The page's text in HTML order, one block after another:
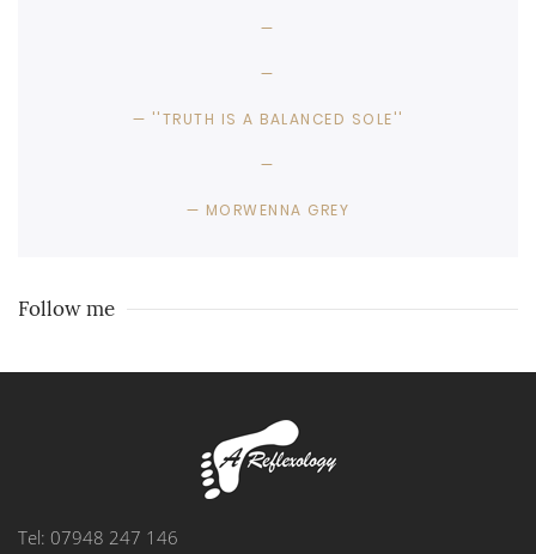
''TRUTH IS A BALANCED SOLE''
MORWENNA GREY
Follow me
Tel: 07948 247 146